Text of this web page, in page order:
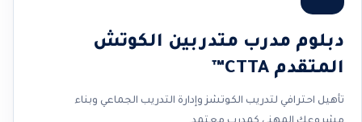
دبلوم مدرب متدربين الكوتش
المتقدم CTTA™
تأهيل احترافي لتدريب الكوتشز وإدارة التدريب الجماعي وبناء